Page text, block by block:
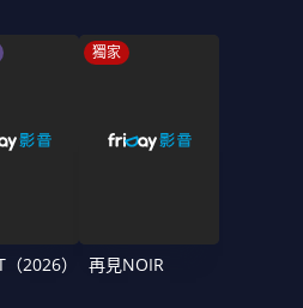
2026）
獨家
再見NOIR